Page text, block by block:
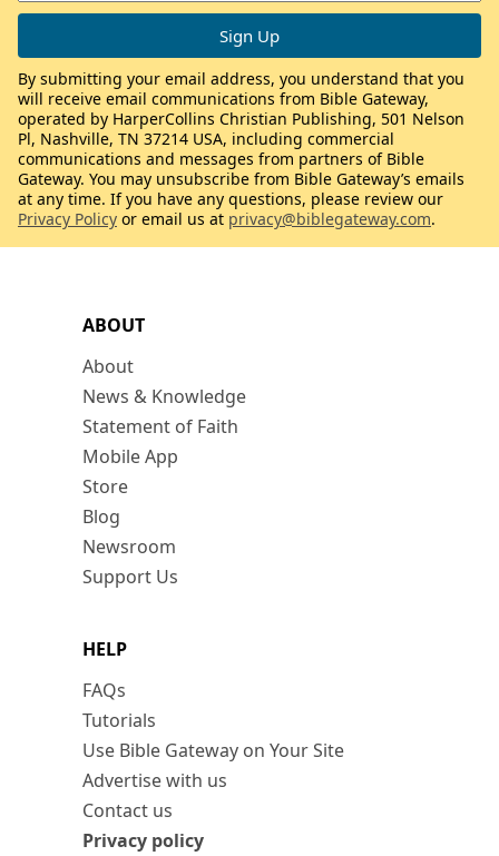
ABOUT
About
News & Knowledge
Statement of Faith
Mobile App
Store
Blog
Newsroom
Support Us
HELP
FAQs
Tutorials
Use Bible Gateway on Your Site
Advertise with us
Contact us
Privacy policy
By submitting your email address, you understand that you
will receive email communications from Bible Gateway,
operated by HarperCollins Christian Publishing, 501 Nelson
Pl, Nashville, TN 37214 USA, including commercial
communications and messages from partners of Bible
Gateway. You may unsubscribe from Bible Gateway’s emails
at any time. If you have any questions, please review our
Privacy Policy or email us at privacy@biblegateway.com.